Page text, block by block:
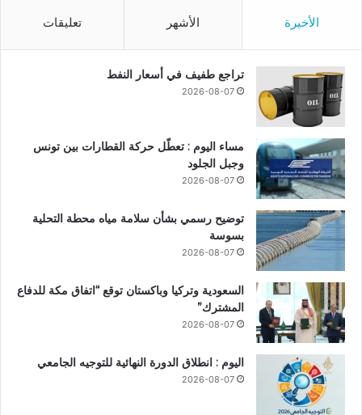
الأخيرة الأشهر تعليقات
تراجع طفيف في أسعار النفط
2026-08-07
مساء اليوم : تعطّل حركة القطارات بين تونس
وجبل الجلود
2026-08-07
توضيح رسمي بشأن سلامة مياه محطة التحلية
بسوسة
2026-08-07
السعودية وتركيا وباكستان توقع “اتفاق مكة للدفاع
المشترك”
2026-08-07
اليوم : انطلاق الدورة النهائية للتوجيه الجامعي
2026-08-07